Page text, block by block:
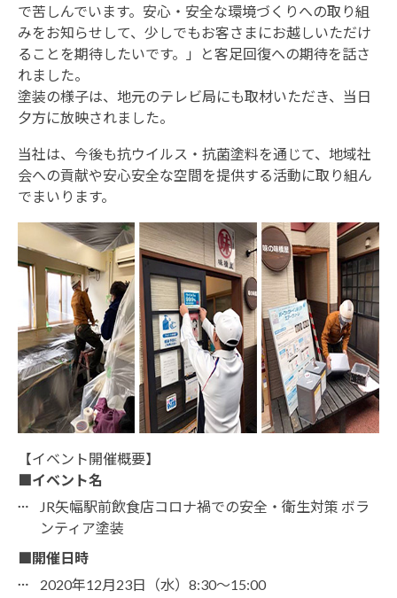
で苦しんでいます。安心・安全な環境づくりへの取り組
みをお知らせして、少しでもお客さまにお越しいただけ
ることを期待したいです。」と客足回復への期待を話さ
れました。
塗装の様子は、地元のテレビ局にも取材いただき、当日
夕方に放映されました。
当社は、今後も抗ウイルス・抗菌塗料を通じて、地域社
会への貢献や安心安全な空間を提供する活動に取り組ん
でまいります。
【イベント開催概要】
■イベント名
JR矢幅駅前飲食店コロナ禍での安全・衛生対策 ボラ
ンティア塗装
■開催日時
2020年12月23日（水）8:30～15:00